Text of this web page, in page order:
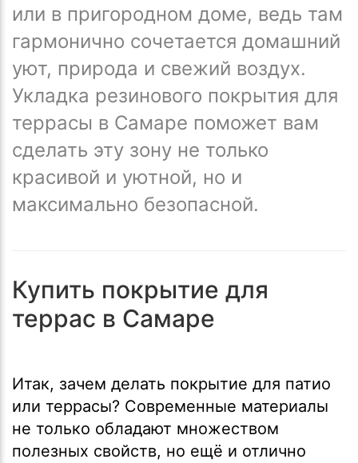
или в пригородном доме, ведь там
гармонично сочетается домашний
уют, природа и свежий воздух.
Укладка резинового покрытия для
террасы в Самаре поможет вам
сделать эту зону не только
красивой и уютной, но и
максимально безопасной.
Купить покрытие для
террас в Самаре
Итак, зачем делать покрытие для патио
или террасы? Современные материалы
не только обладают множеством
полезных свойств, но ещё и отлично